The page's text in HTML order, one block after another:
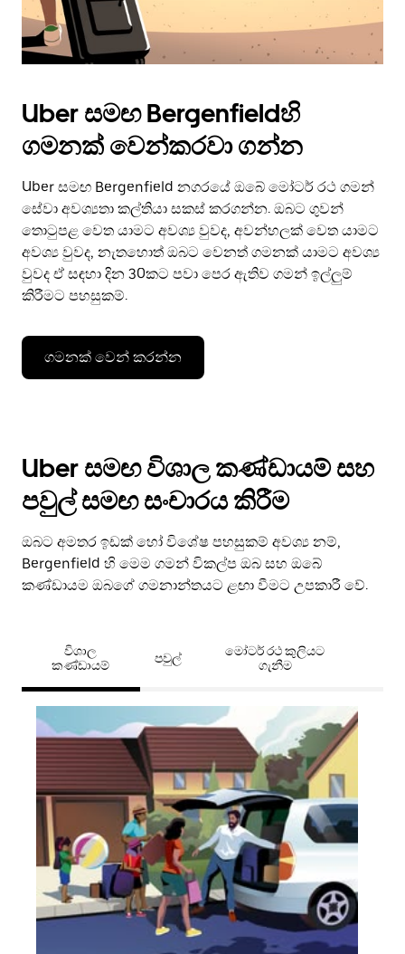
Uber සමඟ Bergenfieldහි
ගමනක් වෙන්කරවා ගන්න
Uber සමඟ Bergenfield නගරයේ ඔබේ මෝටර් රථ ගමන්
සේවා අවශ්‍යතා කල්තියා සකස් කරගන්න. ඔබට ගුවන්
තොටුපළ වෙත යාමට අවශ්‍ය වුවද, අවන්හලක් වෙත යාමට
අවශ්‍ය වුවද, නැතහොත් ඔබට වෙනත් ගමනක් යාමට අවශ්‍ය
වුවද ඒ සඳහා දින 30කට පවා පෙර ඇතිව ගමන් ඉල්ලුම්
කිරීමට පහසුකම්.
ගමනක් වෙන් කරන්න
Uber සමඟ විශාල කණ්ඩායම් සහ
පවුල් සමඟ සංචාරය කිරීම
ඔබට අමතර ඉඩක් හෝ විශේෂ පහසුකම් අවශ්‍ය නම්,
Bergenfield හි මෙම ගමන් විකල්ප ඔබ සහ ඔබේ
කණ්ඩායම ඔබගේ ගමනාන්තයට ළඟා වීමට උපකාරී වේ.
විශාල
කණ්ඩායම්
පවුල්
මෝටර් රථ කුලියට
ගැනීම